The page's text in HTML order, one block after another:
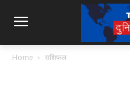
Home राशिफल